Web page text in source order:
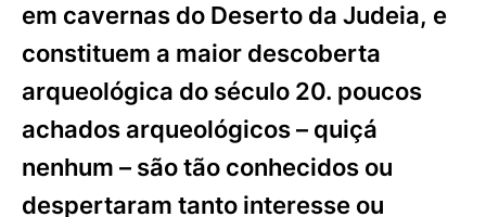
em cavernas do Deserto da Judeia, e
constituem a maior descoberta
arqueológica do século 20. poucos
achados arqueológicos – quiçá
nenhum – são tão conhecidos ou
despertaram tanto interesse ou